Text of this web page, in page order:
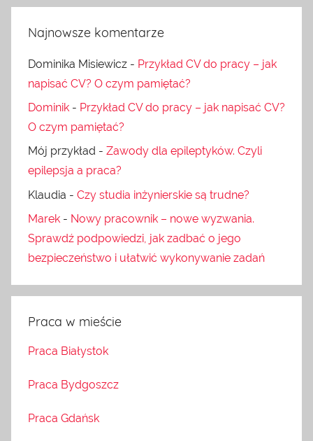
Najnowsze komentarze
Dominika Misiewicz - Przykład CV do pracy – jak
napisać CV? O czym pamiętać?
Dominik - Przykład CV do pracy – jak napisać CV?
O czym pamiętać?
Mój przykład - Zawody dla epileptyków. Czyli
epilepsja a praca?
Klaudia - Czy studia inżynierskie są trudne?
Marek - Nowy pracownik – nowe wyzwania.
Sprawdź podpowiedzi, jak zadbać o jego
bezpieczeństwo i ułatwić wykonywanie zadań
Praca w mieście
Praca Białystok
Praca Bydgoszcz
Praca Gdańsk